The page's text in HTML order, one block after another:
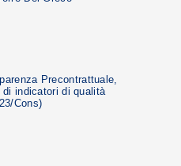
Precontrattuale,
di indicatori di qualità
Cons)